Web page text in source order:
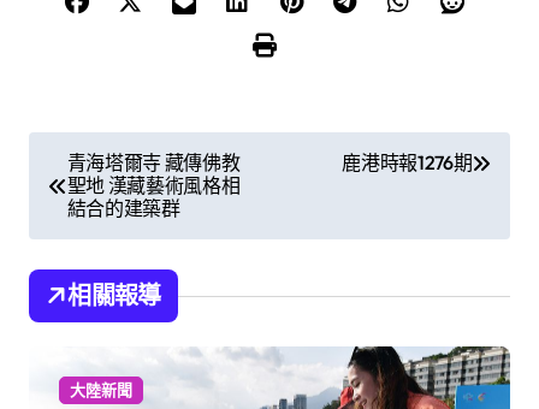
章
導
覽
青海塔爾寺 藏傳佛教
聖地 漢藏藝術風格相
結合的建築群
鹿港時報1276期
相關報導
大陸新聞